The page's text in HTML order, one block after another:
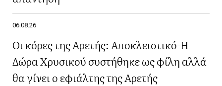
06.08.26
Οι κόρες της Αρετής: Αποκλειστικό-Η
Δώρα Χρυσικού συστήθηκε ως φίλη αλλά
θα γίνει ο εφιάλτης της Αρετής